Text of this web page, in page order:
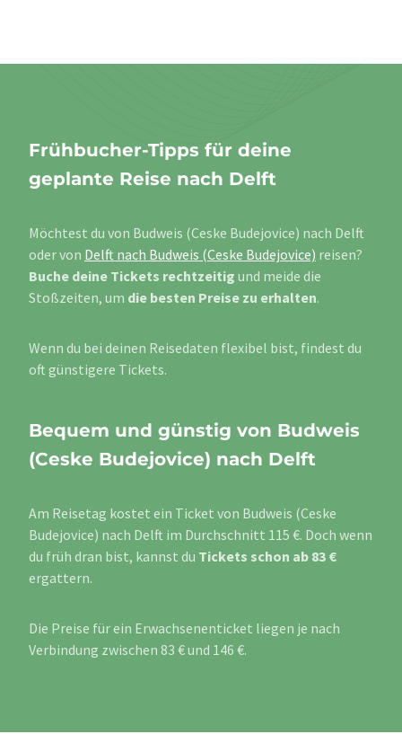
Frühbucher-Tipps für deine
geplante Reise nach Delft
Möchtest du von Budweis (Ceske Budejovice) nach Delft
oder von Delft nach Budweis (Ceske Budejovice) reisen?
Buche deine Tickets rechtzeitig und meide die
Stoßzeiten, um die besten Preise zu erhalten.
Wenn du bei deinen Reisedaten flexibel bist, findest du
oft günstigere Tickets.
Bequem und günstig von Budweis
(Ceske Budejovice) nach Delft
Am Reisetag kostet ein Ticket von Budweis (Ceske
Budejovice) nach Delft im Durchschnitt 115 €. Doch wenn
du früh dran bist, kannst du Tickets schon ab 83 €
ergattern.
Die Preise für ein Erwachsenenticket liegen je nach
Verbindung zwischen 83 € und 146 €.